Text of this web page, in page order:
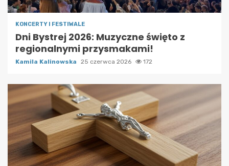
KONCERTY I FESTIWALE
Dni Bystrej 2026: Muzyczne święto z
regionalnymi przysmakami!
Kamila Kalinowska 25 czerwca 2026 172